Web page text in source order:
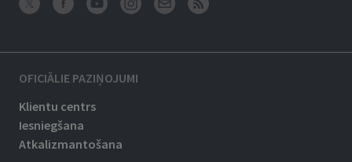
OFICIĀLIE PAZIŅOJUMI
Klientu centrs
Iesniegšana
Atkalizmantošana